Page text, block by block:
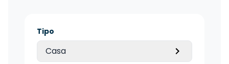
Tipo
Casa